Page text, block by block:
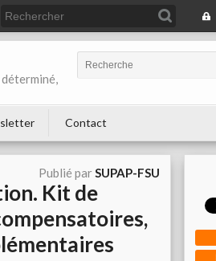
Contact
Publié parSUPAP-FSU
Kit de